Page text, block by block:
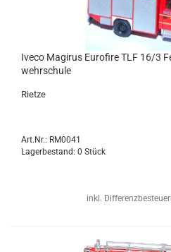
Iveco Ma­gi­rus Eu­ro­fire TLF 16/3
wehr­schu­le
Riet­ze
Art.Nr.: RM0041
Lagerbestand: 0 Stück
inkl.